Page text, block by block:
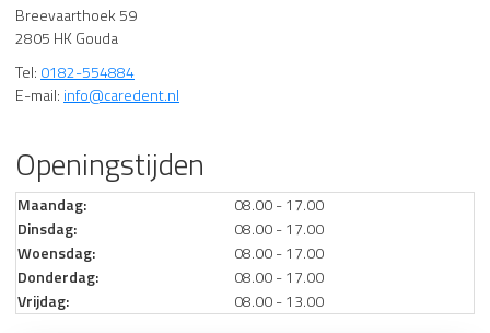
Breevaarthoek 59
2805 HK Gouda
Tel: 0182-554884
E-mail: info@caredent.nl
Openingstijden
Maandag:
08.00 - 17.00
Dinsdag:
08.00 - 17.00
Woensdag:
08.00 - 17.00
Donderdag:
08.00 - 17.00
Vrijdag:
08.00 - 13.00